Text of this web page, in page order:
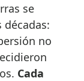
se
no
Cada